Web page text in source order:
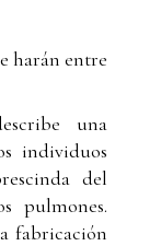
harán entre
una
individuos
del
pulmones.
fabricación